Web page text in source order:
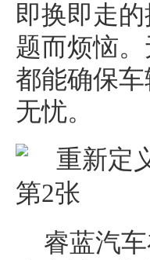
即换即走
题而烦恼
都能确保
无忧。
睿蓝汽